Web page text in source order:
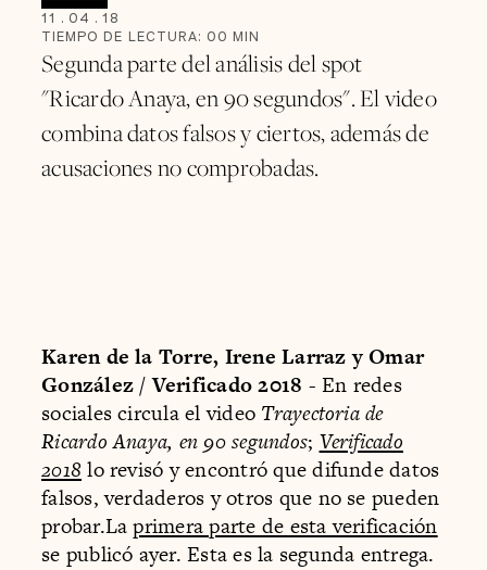
11 . 04 . 18
TIEMPO DE LECTURA: 00 MIN
Segunda parte del análisis del spot
"Ricardo Anaya, en 90 segundos". El video
combina datos falsos y ciertos, además de
acusaciones no comprobadas.
Karen de la Torre, Irene Larraz y Omar
González / Verificado 2018 - En redes
sociales circula el video Trayectoria de
Ricardo Anaya, en 90 segundos; Verificado
2018 lo revisó y encontró que difunde datos
falsos, verdaderos y otros que no se pueden
probar.Laprimera parte de esta verificación
se publicó ayer. Esta es la segunda entrega.